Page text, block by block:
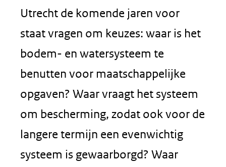
Utrecht de komende jaren voor
staat vragen om keuzes: waar is het
bodem- en watersysteem te
benutten voor maatschappelijke
opgaven? Waar vraagt het systeem
om bescherming, zodat ook voor de
langere termijn een evenwichtig
systeem is gewaarborgd? Waar